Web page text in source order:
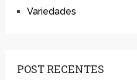
Variedades
POST RECENTES